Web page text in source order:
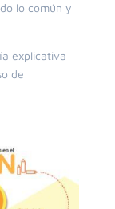
lo común y
explicativa
de